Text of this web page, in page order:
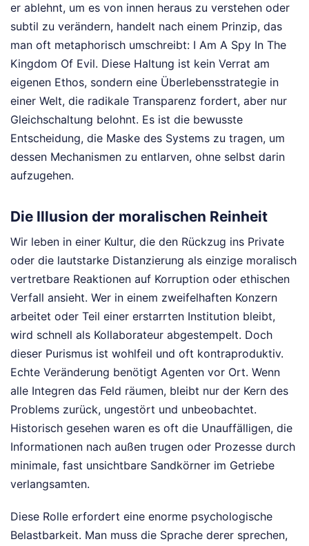
er ablehnt, um es von innen heraus zu verstehen oder
subtil zu verändern, handelt nach einem Prinzip, das
man oft metaphorisch umschreibt: I Am A Spy In The
Kingdom Of Evil. Diese Haltung ist kein Verrat am
eigenen Ethos, sondern eine Überlebensstrategie in
einer Welt, die radikale Transparenz fordert, aber nur
Gleichschaltung belohnt. Es ist die bewusste
Entscheidung, die Maske des Systems zu tragen, um
dessen Mechanismen zu entlarven, ohne selbst darin
aufzugehen.
Die Illusion der moralischen Reinheit
Wir leben in einer Kultur, die den Rückzug ins Private
oder die lautstarke Distanzierung als einzige moralisch
vertretbare Reaktionen auf Korruption oder ethischen
Verfall ansieht. Wer in einem zweifelhaften Konzern
arbeitet oder Teil einer erstarrten Institution bleibt,
wird schnell als Kollaborateur abgestempelt. Doch
dieser Purismus ist wohlfeil und oft kontraproduktiv.
Echte Veränderung benötigt Agenten vor Ort. Wenn
alle Integren das Feld räumen, bleibt nur der Kern des
Problems zurück, ungestört und unbeobachtet.
Historisch gesehen waren es oft die Unauffälligen, die
Informationen nach außen trugen oder Prozesse durch
minimale, fast unsichtbare Sandkörner im Getriebe
verlangsamten.
Diese Rolle erfordert eine enorme psychologische
Belastbarkeit. Man muss die Sprache derer sprechen,